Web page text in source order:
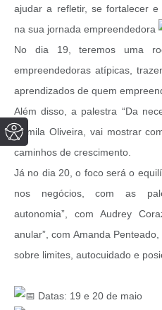
ajudar a refletir, se fortalecer
na sua jornada empreendedora
No dia 19, teremos uma
empreendedoras atípicas,
aprendizados de quem
Além disso, a palestra “Da
Camila Oliveira, vai mostrar
caminhos de crescimento.
Já no dia 20, o foco será o
nos negócios, com as
autonomia”, com Audrey
anular”, com Amanda
sobre limites, autocuidado e
Datas: 19 e 20 de maio